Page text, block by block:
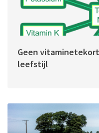
Geen
leefstijl